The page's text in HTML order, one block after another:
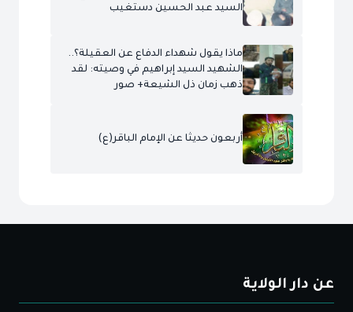
السيد عبد الحسين دستغيب
ماذا يقول شهداء الدفاع عن العقيلة؟..
الشهيد السيد إبراهيم في وصيته: لقد
ذهب زمان ذل الشيعة+ صور
أربعون حديثا عن الإمام الباقر(ع)
عن دار الولاية